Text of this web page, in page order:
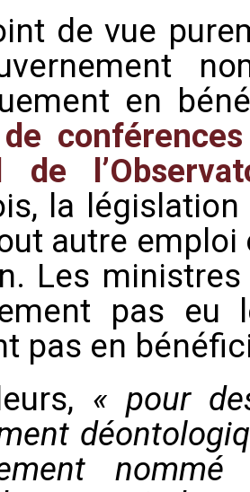
de vue
en
de
la
autre emploi
Les ministres
pas
pas en
« pour